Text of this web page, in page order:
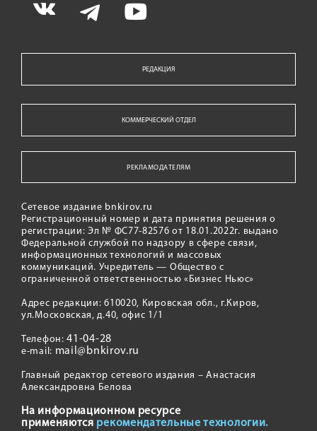
РЕДАКЦИЯ
КОММЕРЧЕСКИЙ ОТДЕЛ
РЕКЛАМОДАТЕЛЯМ
Сетевое издание bnkirov.ru
Регистрационный номер и дата принятия решения о
регистрации: Эл № ФС77-82576 от 18.01.2022г. выдано
Федеральной службой по надзору в сфере связи,
информационных технологий и массовых
коммуникаций. Учредитель — Общество с
ограниченной ответственностью «Бизнес Ньюс»
Адрес редакции: 610020, Кировская обл., г.Киров,
ул.Московская, д.40, офис 1/1
Телефон:41-04-28
e-mail: mail@bnkirov.ru
Главный редактор сетевого издания – Анастасия
Александровна Белова
На информационном ресурсе
применяются рекомендательные технологии.